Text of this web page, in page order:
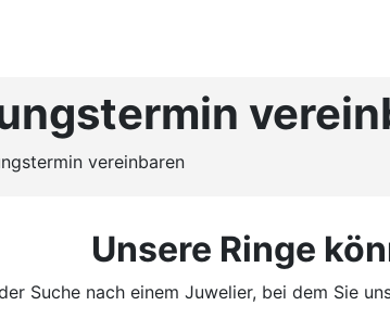
vereinbaren
Unsere Ringe
Suche nach einem Juwelier, bei dem Sie